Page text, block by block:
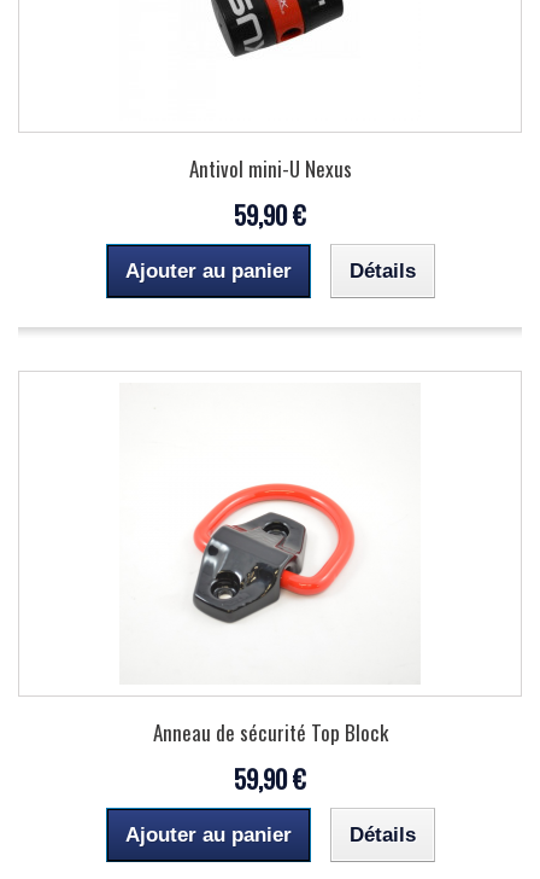
Antivol mini-U Nexus
59,90 €
Ajouter au panier Détails
Anneau de sécurité Top Block
59,90 €
Ajouter au panier Détails